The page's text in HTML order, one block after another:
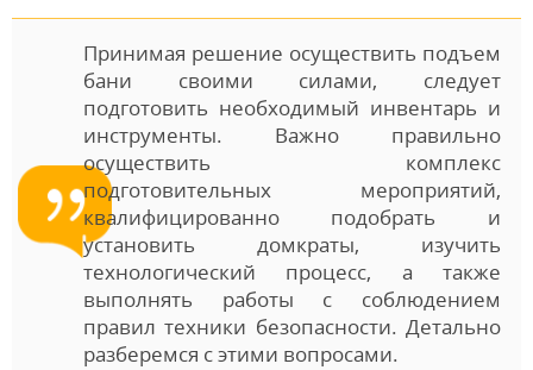
Принимая решение осуществить подъем
бани своими силами, следует
подготовить необходимый инвентарь и
инструменты. Важно правильно
осуществить комплекс
подготовительных мероприятий,
квалифицированно подобрать и
установить домкраты, изучить
технологический процесс, а также
выполнять работы с соблюдением
правил техники безопасности. Детально
разберемся с этими вопросами.